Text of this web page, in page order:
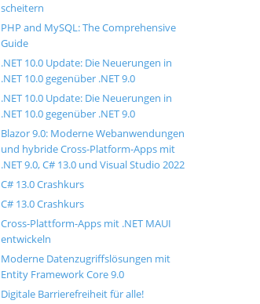
scheitern
PHP and MySQL: The Comprehensive
Guide
.NET 10.0 Update: Die Neuerungen in
.NET 10.0 gegenüber .NET 9.0
.NET 10.0 Update: Die Neuerungen in
.NET 10.0 gegenüber .NET 9.0
Blazor 9.0: Moderne Webanwendungen
und hybride Cross-Platform-Apps mit
.NET 9.0, C# 13.0 und Visual Studio 2022
C# 13.0 Crashkurs
C# 13.0 Crashkurs
Cross-Plattform-Apps mit .NET MAUI
entwickeln
Moderne Datenzugriffslösungen mit
Entity Framework Core 9.0
Digitale Barrierefreiheit für alle!